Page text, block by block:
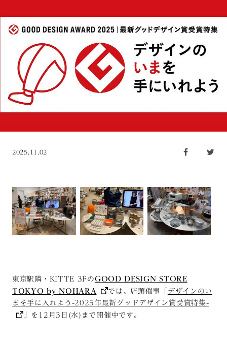
2025.11.02
東京駅隣・KITTE 3FのGOOD DESIGN STORE
TOKYO by NOHARA
では、店頭催事「 デザインのい
まを手に入れよう-2025年最新グッドデザイン賞受賞特集-
」を12月3日(水)まで開催中です。